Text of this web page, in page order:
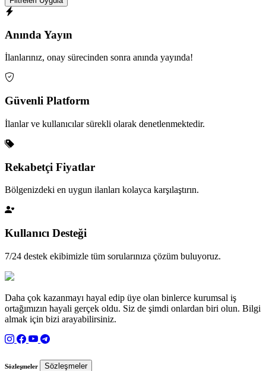
Anında Yayın
İlanlarınız, onay sürecinden sonra anında yayında!
Güvenli Platform
İlanlar ve kullanıcılar sürekli olarak denetlenmektedir.
Rekabetçi Fiyatlar
Bölgenizdeki en uygun ilanları kolayca karşılaştırın.
Kullanıcı Desteği
7/24 destek ekibimizle tüm sorularınıza çözüm buluyoruz.
Daha çok kazanmayı hayal edip üye olan binlerce kurumsal iş
ortağımızın hayali gerçek oldu. Siz de şimdi onlardan biri olun. Bilgi
almak için bizi arayabilirsiniz.
Sözleşmeler Sözleşmeler